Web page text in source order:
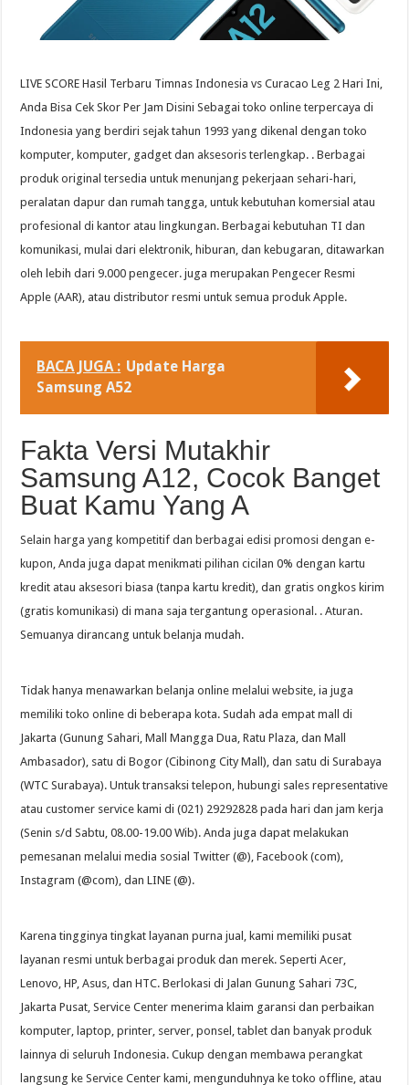
LIVE SCORE Hasil Terbaru Timnas Indonesia vs Curacao Leg 2 Hari Ini,
Anda Bisa Cek Skor Per Jam Disini Sebagai toko online terpercaya di
Indonesia yang berdiri sejak tahun 1993 yang dikenal dengan toko
komputer, komputer, gadget dan aksesoris terlengkap. . Berbagai
produk original tersedia untuk menunjang pekerjaan sehari-hari,
peralatan dapur dan rumah tangga, untuk kebutuhan komersial atau
profesional di kantor atau lingkungan. Berbagai kebutuhan TI dan
komunikasi, mulai dari elektronik, hiburan, dan kebugaran, ditawarkan
oleh lebih dari 9.000 pengecer. juga merupakan Pengecer Resmi
Apple (AAR), atau distributor resmi untuk semua produk Apple.
BACA JUGA : Update Harga
Samsung A52
Fakta Versi Mutakhir
Samsung A12, Cocok Banget
Buat Kamu Yang A
Selain harga yang kompetitif dan berbagai edisi promosi dengan e-
kupon, Anda juga dapat menikmati pilihan cicilan 0% dengan kartu
kredit atau aksesori biasa (tanpa kartu kredit), dan gratis ongkos kirim
(gratis komunikasi) di mana saja tergantung operasional. . Aturan.
Semuanya dirancang untuk belanja mudah.
Tidak hanya menawarkan belanja online melalui website, ia juga
memiliki toko online di beberapa kota. Sudah ada empat mall di
Jakarta (Gunung Sahari, Mall Mangga Dua, Ratu Plaza, dan Mall
Ambasador), satu di Bogor (Cibinong City Mall), dan satu di Surabaya
(WTC Surabaya). Untuk transaksi telepon, hubungi sales representative
atau customer service kami di (021) 29292828 pada hari dan jam kerja
(Senin s/d Sabtu, 08.00-19.00 Wib). Anda juga dapat melakukan
pemesanan melalui media sosial Twitter (@), Facebook (com),
Instagram (@com), dan LINE (@).
Karena tingginya tingkat layanan purna jual, kami memiliki pusat
layanan resmi untuk berbagai produk dan merek. Seperti Acer,
Lenovo, HP, Asus, dan HTC. Berlokasi di Jalan Gunung Sahari 73C,
Jakarta Pusat, Service Center menerima klaim garansi dan perbaikan
komputer, laptop, printer, server, ponsel, tablet dan banyak produk
lainnya di seluruh Indonesia. Cukup dengan membawa perangkat
langsung ke Service Center kami, mengunduhnya ke toko offline, atau